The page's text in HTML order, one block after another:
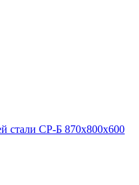
стали СР-Б 870x800x600